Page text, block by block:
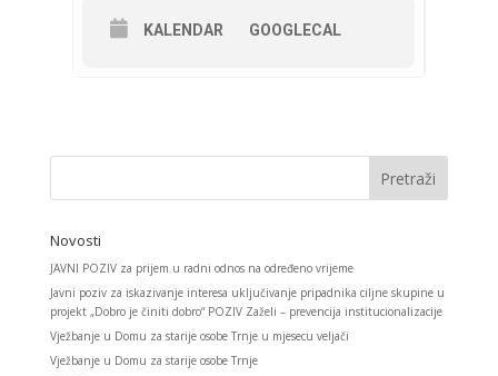
KALENDAR GOOGLECAL
Novosti
JAVNI POZIV za prijem u radni odnos na određeno vrijeme
Javni poziv za iskazivanje interesa uključivanje pripadnika ciljne skupine u
projekt „Dobro je činiti dobro“ POZIV Zaželi – prevencija institucionalizacije
Vježbanje u Domu za starije osobe Trnje u mjesecu veljači
Vježbanje u Domu za starije osobe Trnje